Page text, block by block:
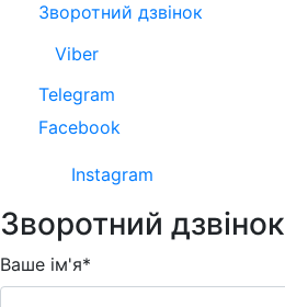
Зворотний дзвінок
Viber
Telegram
Facebook
Instagram
Зворотний дзвінок
Ваше ім'я*